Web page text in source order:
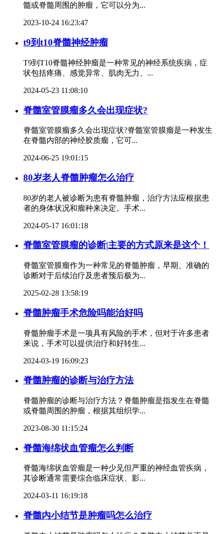
髓或脊髓周围的肿瘤，它可以分为...
2023-10-24 16:23:47
t9到t10脊髓神经肿瘤
T9到T10脊髓神经肿瘤是一种常见的神经系统疾病，症
状包括疼痛、感觉异常、肌肉无力、...
2024-05-23 11:08:10
脊髓室管膜瘤多久会出现症状?
脊髓室管膜瘤多久会出现症状?脊髓室管膜瘤是一种发生
在脊髓内部的神经胶质瘤，它可...
2024-06-25 19:01:15
80岁老人脊髓肿瘤怎么治疗
80岁的老人被诊断为患有脊髓肿瘤，治疗方法应根据患
者的身体状况和瘤种来决定。手术...
2024-05-17 16:01:18
脊髓室管膜瘤的诊断|主要的方式原来是这个！
脊髓室管膜瘤作为一种常见的脊髓肿瘤，早期、准确的
诊断对于后续治疗及患者预后极为...
2025-02-28 13:58:19
脊髓肿瘤手术危险吗能治好吗
脊髓肿瘤手术是一项具有风险的手术，但对于许多患者
来说，手术可以提供治疗和好转生...
2024-03-19 16:09:23
脊髓肿瘤的诊断与治疗方法
脊髓肿瘤的诊断与治疗方法？脊髓肿瘤是指发生在脊髓
或脊髓周围的肿瘤，根据其组织学...
2023-08-30 11:15:24
脊髓海绵状血管瘤怎么判断
脊髓海绵状血管瘤是一种少见但严重的神经血管疾病，
其诊断通常需要综合临床症状、影...
2024-03-11 16:19:18
脊髓内小结节是肿瘤吗怎么治疗